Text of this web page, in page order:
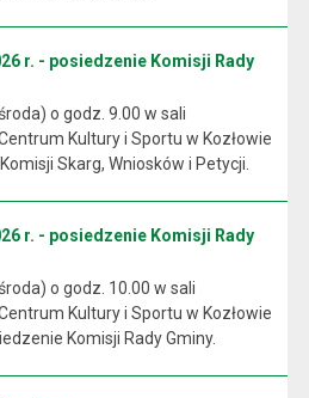
r. - posiedzenie Komisji Rady
o godz. 9.00 w sali
Kultury i Sportu w Kozłowie
Skarg, Wniosków i Petycji.
r. - posiedzenie Komisji Rady
o godz. 10.00 w sali
Kultury i Sportu w Kozłowie
Komisji Rady Gminy.